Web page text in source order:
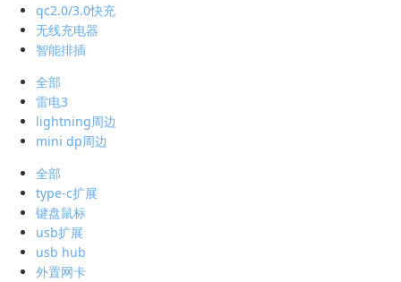
qc2.0/3.0快充
无线充电器
智能排插
全部
雷电3
lightning周边
mini dp周边
全部
type-c扩展
键盘鼠标
usb扩展
usb hub
外置网卡